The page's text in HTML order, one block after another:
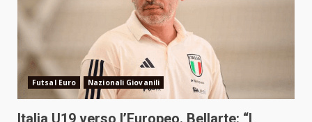
Futsal Euro Nazionali Giovanili
Italia U19 verso l’Europeo. Bellarte: “I